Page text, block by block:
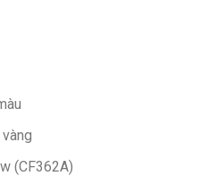
(CF362A)